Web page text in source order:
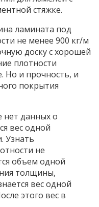
стяжке.
ламината под
не менее 900 кг/м
доску с хорошей
плотности
Но и прочность, и
покрытия
нет данных о
вес одной
Узнать
не
объем одной
толщины,
вес одной
этого вес в